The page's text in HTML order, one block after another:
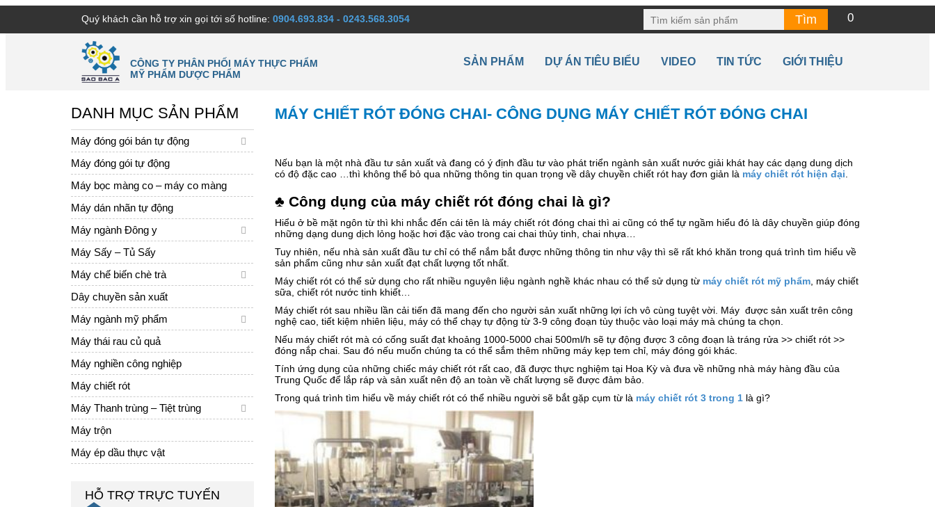
Quý khách cần hỗ trợ xin gọi tới số hotline: 0904.693.834 - 0243.568.3054 0
CÔNG TY PHÂN PHỐI MÁY THỰC PHẨM
MỸ PHẨM DƯỢC PHẨM
SẢN PHẨM DỰ ÁN TIÊU BIỂU VIDEO TIN TỨC GIỚI THIỆU
MÁY CHIẾT RÓT ĐÓNG CHAI- CÔNG DỤNG MÁY CHIẾT RÓT ĐÓNG CHAI
Nếu bạn là một nhà đầu tư sản xuất và đang có ý định đầu tư vào phát triển ngành sản xuất nước giải khát hay các dạng dung dịch
có độ đặc cao …thì không thể bỏ qua những thông tin quan trọng về dây chuyền chiết rót hay đơn giản là máy chiết rót hiện đại
♣ Công dụng của máy chiết rót đóng chai là gì?
Hiểu ở bề mặt ngôn từ thì khi nhắc đến cái tên là máy chiết rót đóng chai thì ai cũng có thể tự ngầm hiểu đó là dây chuyền giúp đóng
những dạng dung dịch lỏng hoặc hơi đặc vào trong cai chai thủy tinh, chai nhựa…
Tuy nhiên, nếu nhà sản xuất đầu tư chỉ có thể nắm bắt được những thông tin như vậy thì sẽ rất khó khăn trong quá trình tìm hiểu về
sản phẩm cũng như sản xuất đạt chất lượng tốt nhất.
Máy chiết rót có thể sử dụng cho rất nhiều nguyên liệu ngành nghề khác nhau có thể sử dụng từ máy chiết rót mỹ phẩm, máy chiết
sữa, chiết rót nước tinh khiết…
Máy chiết rót sau nhiều lần cải tiến đã mang đến cho người sản xuất những lợi ích vô cùng tuyệt vời. Máy được sản xuất trên công
nghệ cao, tiết kiệm nhiên liệu, máy có thể chạy tự động từ 3-9 công đoạn tùy thuộc vào loại máy mà chúng ta chọn.
Nếu máy chiết rót mà có cống suất đạt khoảng 1000-5000 chai 500ml/h sẽ tự động được 3 công đoạn là tráng rửa >> chiết rót >>
đóng nắp chai. Sau đó nếu muốn chúng ta có thể sắm thêm những máy kẹp tem chỉ, máy đóng gói khác.
Tính ứng dụng của những chiếc máy chiết rót rất cao, đã được thực nghiệm tại Hoa Kỳ và đưa về những nhà máy hàng đầu của
Trung Quốc để lắp ráp và sản xuất nên độ an toàn về chất lượng sẽ được đảm bảo.
Trong quá trình tìm hiểu về máy chiết rót có thể nhiều người sẽ bắt gặp cụm từ là máy chiết rót 3 trong 1là gì?
DANH MỤC SẢN PHẨM
Máy đóng gói bán tự động
Máy đóng gói tự động
Máy bọc màng co – máy co màng
Máy dán nhãn tự động
Máy ngành Đông y
Máy Sấy – Tủ Sấy
Máy chế biến chè trà
Dây chuyền sản xuất
Máy ngành mỹ phẩm
Máy thái rau củ quả
Máy nghiền công nghiệp
Máy chiết rót
Máy Thanh trùng – Tiệt trùng
Máy trộn
Máy ép dầu thực vật
HỖ TRỢ TRỰC TUYẾN